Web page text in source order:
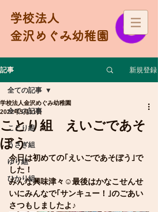
学校法人
金沢めぐみ幼稚園
記事 新規登録
全ての記事
ことり組
うさぎ組
ゆり組
ひかり組
全ての記事
ことり組 えいごであそ
ぼう
学校法人金沢めぐみ幼稚園
2022年5月11日
今日は初めての｢えいごであそぼう｣で
した！
みんな興味津々☺最後はかなこせんせ
いにみんなで｢サンキュー！｣のごあい
さつもしましたよ♪